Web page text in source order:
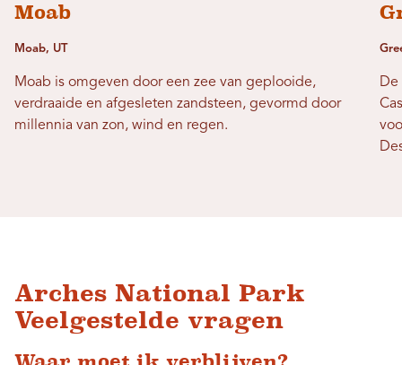
Moab
Moab, UT
Moab is omgeven door een zee van geplooide,
verdraaide en afgesleten zandsteen, gevormd door
millennia van zon, wind en regen.
De
Arches National Park
Veelgestelde vragen